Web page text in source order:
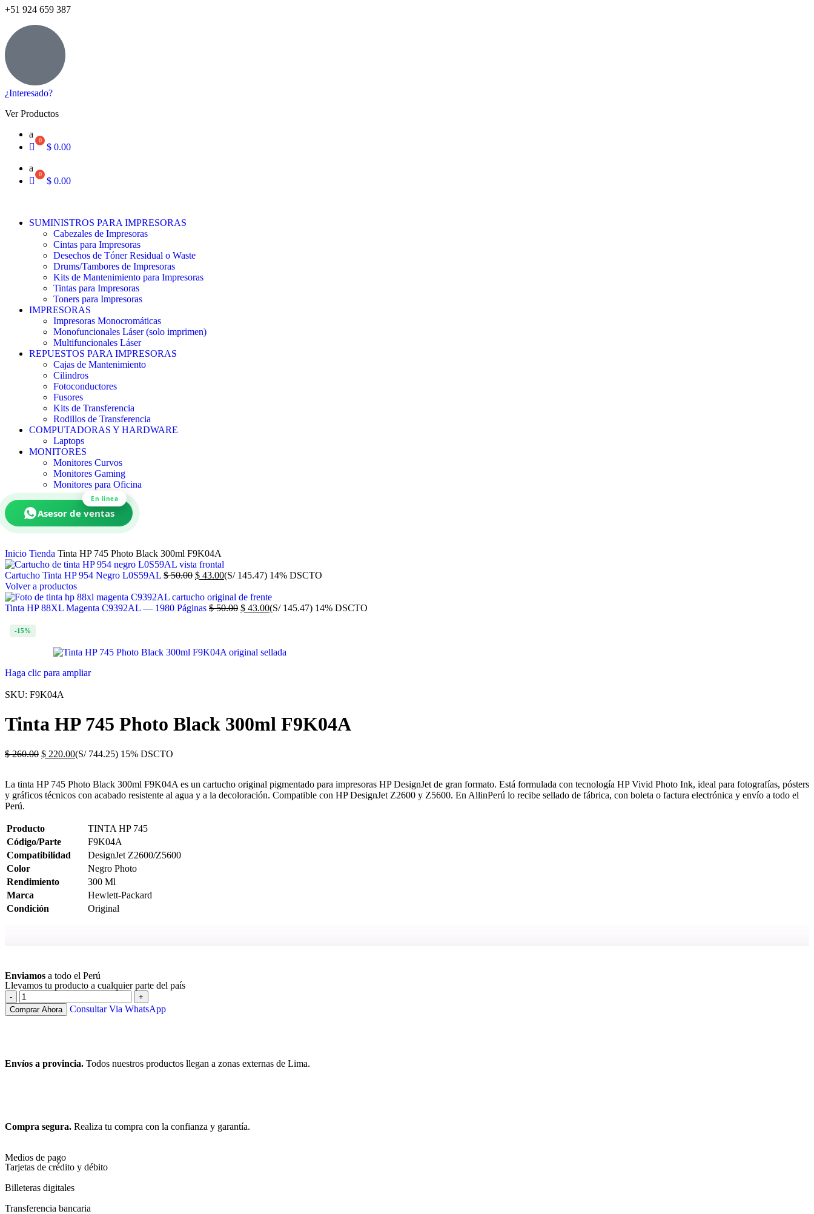
+51 924 659 387
¿Interesado?
Ver Productos
a
$ 0.00
a
$ 0.00
SUMINISTROS PARA IMPRESORAS
Cabezales de Impresoras
Cintas para Impresoras
Desechos de Tóner Residual o Waste
Drums/Tambores de Impresoras
Kits de Mantenimiento para Impresoras
Tintas para Impresoras
Toners para Impresoras
IMPRESORAS
Impresoras Monocromáticas
Monofuncionales Láser (solo imprimen)
Multifuncionales Láser
REPUESTOS PARA IMPRESORAS
Cajas de Mantenimiento
Cilindros
Fotoconductores
Fusores
Kits de Transferencia
Rodillos de Transferencia
COMPUTADORAS Y HARDWARE
Laptops
MONITORES
Monitores Curvos
Monitores Gaming
Monitores para Oficina
En línea
Asesor de ventas
Inicio Tienda Tinta HP 745 Photo Black 300ml F9K04A
Cartucho Tinta HP 954 Negro L0S59AL $50.00 $ 43.00(S/ 145.47) 14% DSCTO
Volver a productos
Tinta HP 88XL Magenta C9392AL — 1980 Páginas $50.00 $ 43.00(S/ 145.47) 14% DSCTO
-15%
Haga clic para ampliar
SKU: F9K04A
Tinta HP 745 Photo Black 300ml F9K04A
$260.00 $ 220.00(S/ 744.25) 15% DSCTO
La tinta HP 745 Photo Black 300ml F9K04A es un cartucho original pigmentado para impresoras HP DesignJet de gran formato. Está formulada con tecnología HP Vivid Photo Ink, ideal para fotografías, pósters
y gráficos técnicos con acabado resistente al agua y a la decoloración. Compatible con HP DesignJet Z2600 y Z5600. En AllinPerú lo recibe sellado de fábrica, con boleta o factura electrónica y envío a todo el
Perú.
Producto
TINTA HP 745
Código/Parte
F9K04A
Compatibilidad
DesignJet Z2600/Z5600
Color
Negro Photo
Rendimiento
300 Ml
Marca
Hewlett-Packard
Condición
Original
Enviamos a todo el Perú
Llevamos tu producto a cualquier parte del país
Comprar Ahora Consultar Via WhatsApp
Envíos a provincia. Todos nuestros productos llegan a zonas externas de Lima.
Compra segura. Realiza tu compra con la confianza y garantía.
Medios de pago
Tarjetas de crédito y débito
Billeteras digitales
Transferencia bancaria